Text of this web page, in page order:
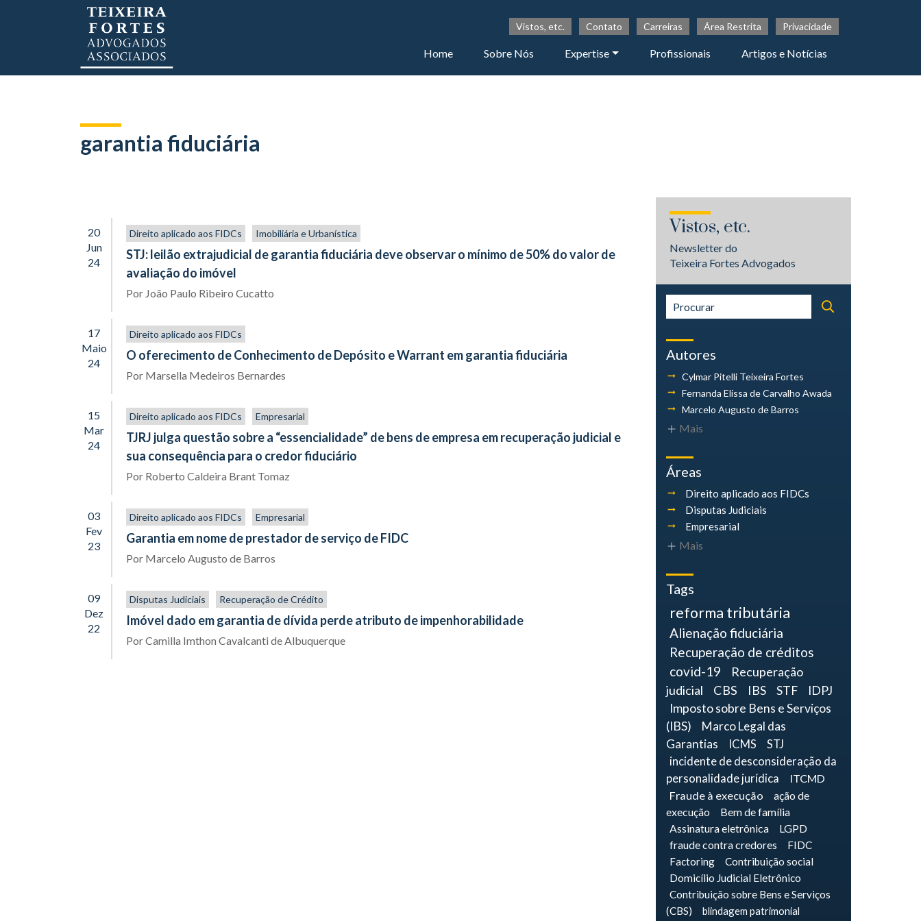
Vistos, etc. Contato Carreiras Área Restrita Privacidade
Home Sobre Nós Expertise Profissionais Artigos e Notícias
garantia fiduciária
20
Jun
24
Direito aplicado aos FIDCs Imobiliária e Urbanística
STJ: leilão extrajudicial de garantia fiduciária deve observar o mínimo de 50% do valor de
avaliação do imóvel
Por João Paulo Ribeiro Cucatto
17
Maio
24
Direito aplicado aos FIDCs
O oferecimento de Conhecimento de Depósito e Warrant em garantia fiduciária
Por Marsella Medeiros Bernardes
15
Mar
24
Direito aplicado aos FIDCs Empresarial
TJRJ julga questão sobre a “essencialidade” de bens de empresa em recuperação judicial e
sua consequência para o credor fiduciário
Por Roberto Caldeira Brant Tomaz
03
Fev
23
Direito aplicado aos FIDCs Empresarial
Garantia em nome de prestador de serviço de FIDC
Por Marcelo Augusto de Barros
09
Dez
22
Disputas Judiciais Recuperação de Crédito
Imóvel dado em garantia de dívida perde atributo de impenhorabilidade
PorCamilla Imthon Cavalcanti de Albuquerque
Vistos, etc.
Newsletter do
Teixeira Fortes Advogados
Autores
Cylmar Pitelli Teixeira Fortes
Fernanda Elissa de Carvalho Awada
Marcelo Augusto de Barros
Mais
Áreas
Direito aplicado aos FIDCs
Disputas Judiciais
Empresarial
Mais
Tags
reforma tributária
Alienação fiduciária
Recuperação de créditos
covid-19
Recuperação
judicial
CBS IBS STF
IDPJ
Imposto sobre Bens e Serviços
(IBS)
Marco Legal das
Garantias
ICMS
STJ
incidente de desconsideração da
personalidade jurídica
ITCMD
Fraude à execução
ação de
execução
Bem de família
Assinatura eletrônica
LGPD
fraude contra credores
FIDC
Factoring
Contribuição social
Domicílio Judicial Eletrônico
Contribuição sobre Bens e Serviços
(CBS)
blindagem patrimonial